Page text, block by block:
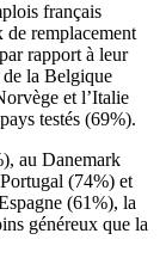
français
de remplacement
rapport à leur
de la Belgique
et l’Italie
testés (69%).
au Danemark
(74%) et
(61%), la
généreux que la